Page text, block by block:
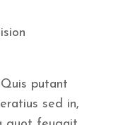
putant
sed in,